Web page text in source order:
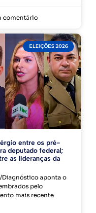
comentário
ELEIÇÕES 2026
entre os pré-
deputado federal;
as lideranças da
Diagnóstico aponta o
pelo
mais recente